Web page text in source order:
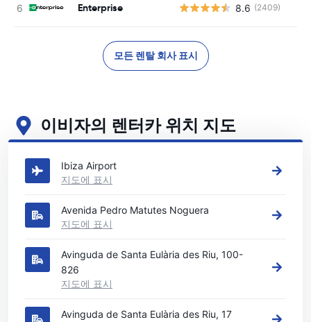
Enterprise 8.6 (2409)
모든 렌탈 회사 표시
이비자의 렌터카 위치 지도
이비자의 주요 렌터카 영업소 보기
Ibiza Airport
지도에 표시
Avenida Pedro Matutes Noguera
지도에 표시
Avinguda de Santa Eulària des Riu, 100-
826
지도에 표시
Avinguda de Santa Eulària des Riu, 17